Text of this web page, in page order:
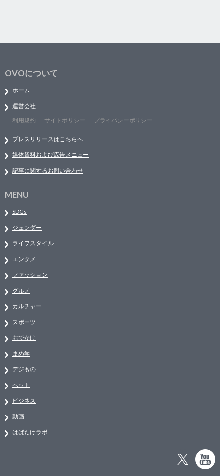
OVOについて
ホーム
運営会社
利用規約
サイトポリシー プライバシーポリシー
プレスリリースはこちらへ
媒体資料および広告メニュー
記事に関するお問い合わせ
MENU
SDGs
ジェンダー
ライフスタイル
エンタメ
ファッション
グルメ
カルチャー
スポーツ
おでかけ
まめ学
デジもの
ペット
ビジネス
動画
はばたけラボ